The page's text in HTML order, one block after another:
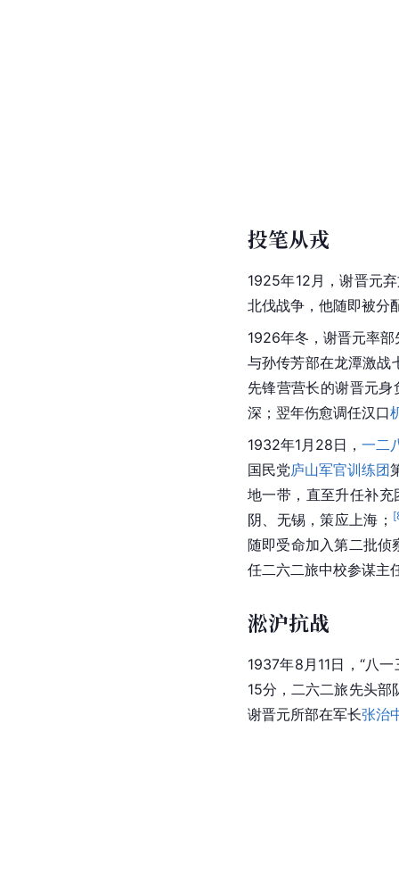
投笔从戎
1925年12月，谢晋元
北伐战争，他随即被分
1926年冬，谢晋元率
与孙传芳部在龙潭激战
先锋营营长的谢晋元
深；翌年伤愈调任汉口
1932年1月28日，一二
国民党庐山军官训练团
地一带，直至升任补充
阴、无锡，策应上海； [
随即受命加入第二批侦
任二六二旅中校参谋主
淞沪抗战
1937年8月11日，“八
15分，二六二旅先头部
谢晋元所部在军长张治